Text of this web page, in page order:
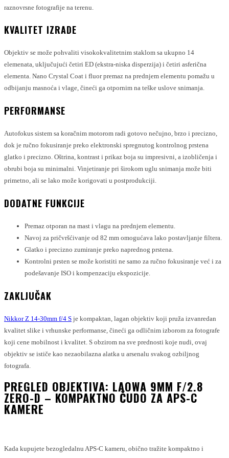
raznovrsne fotografije na terenu.
KVALITET IZRADE
Objektiv se može pohvaliti visokokvalitetnim staklom sa ukupno 14
elemenata, uključujući četiri ED (ekstra-niska disperzija) i četiri asferična
elementa. Nano Crystal Coat i fluor premaz na prednjem elementu pomažu u
odbijanju masnoća i vlage, čineći ga otpornim na teške uslove snimanja.
PERFORMANSE
Autofokus sistem sa koračnim motorom radi gotovo nečujno, brzo i precizno,
dok je ručno fokusiranje preko elektronski spregnutog kontrolnog prstena
glatko i precizno. Oštrina, kontrast i prikaz boja su impresivni, a izobličenja i
obrubi boja su minimalni. Vinjetiranje pri širokom uglu snimanja može biti
primetno, ali se lako može korigovati u postprodukciji.
DODATNE FUNKCIJE
Premaz otporan na mast i vlagu na prednjem elementu.
Navoj za pričvršćivanje od 82 mm omogućava lako postavljanje filtera.
Glatko i precizno zumiranje preko naprednog prstena.
Kontrolni prsten se može koristiti ne samo za ručno fokusiranje već i za
podešavanje ISO i kompenzaciju ekspozicije.
ZAKLJUČAK
Nikkor Z 14-30mm f/4 S je kompaktan, lagan objektiv koji pruža izvanredan
kvalitet slike i vrhunske performanse, čineći ga odličnim izborom za fotografe
koji cene mobilnost i kvalitet. S obzirom na sve prednosti koje nudi, ovaj
objektiv se ističe kao nezaobilazna alatka u arsenalu svakog ozbiljnog
fotografa.
PREGLED OBJEKTIVA: LAOWA 9MM F/2.8
ZERO-D – KOMPAKTNO ČUDO ZA APS-C
KAMERE
Kada kupujete bezogledalnu APS-C kameru, obično tražite kompaktno i